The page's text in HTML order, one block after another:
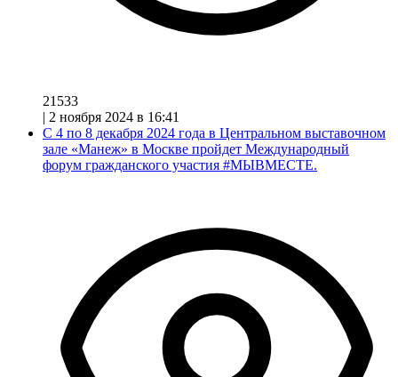
21533
| 2 ноября 2024 в 16:41
С 4 по 8 декабря 2024 года в Центральном выставочном
зале «Манеж» в Москве пройдет Международный
форум гражданского участия #МЫВМЕСТЕ.